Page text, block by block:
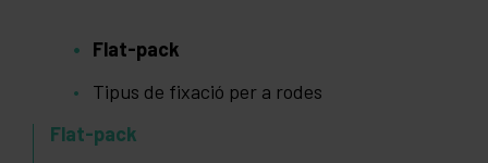
Flat-pack
Tipus de fixació per a rodes
Flat-pack